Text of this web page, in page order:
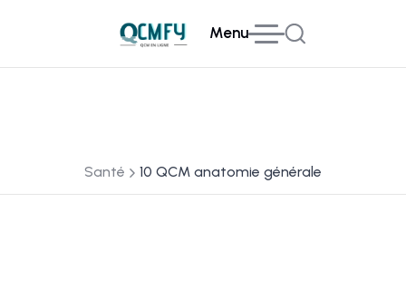
Menu
Santé 10 QCM anatomie générale